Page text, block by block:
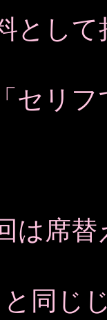
とし
セリ
は席替
同じ